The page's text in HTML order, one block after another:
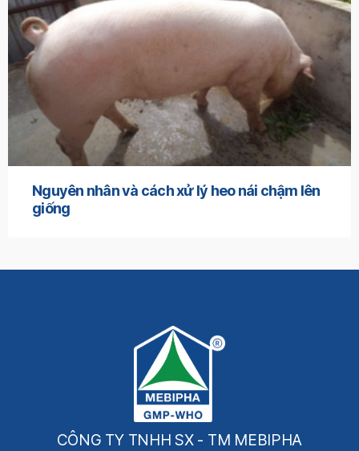
Nguyên nhân và cách xử lý heo nái chậm lên
giống
CÔNG TY TNHH SX - TM MEBIPHA